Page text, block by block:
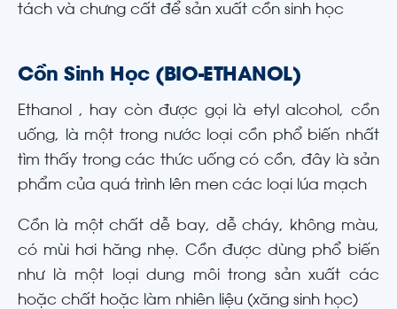
tách và chưng cất để sản xuất cồn sinh học
Cồn Sinh Học (BIO-ETHANOL)
Ethanol , hay còn được gọi là etyl alcohol, cồn
uống, là một trong nước loại cồn phổ biến nhất
tìm thấy trong các thức uống có cồn, đây là sản
phẩm của quá trình lên men các loại lúa mạch
Cồn là một chất dễ bay, dễ cháy, không màu,
có mùi hơi hăng nhẹ. Cồn được dùng phổ biến
như là một loại dung môi trong sản xuất các
hoặc chất hoặc làm nhiên liệu (xăng sinh học)